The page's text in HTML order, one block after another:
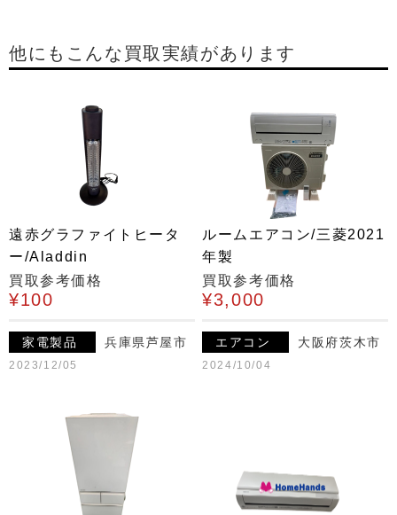
他にもこんな買取実績があります
遠赤グラファイトヒータ
ー/Aladdin
買取参考価格
¥100
家電製品 兵庫県芦屋市
2023/12/05
ルームエアコン/三菱2021
年製
買取参考価格
¥3,000
エアコン 大阪府茨木市
2024/10/04